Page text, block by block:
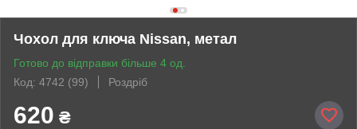
Чохол для ключа Nissan, метал
Готово до відправки більше 4 од.
Код: 4742 (99)
Роздріб
620 ₴